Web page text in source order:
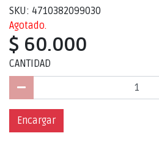
SKU: 4710382099030
Agotado.
$ 60.000
CANTIDAD
Encargar